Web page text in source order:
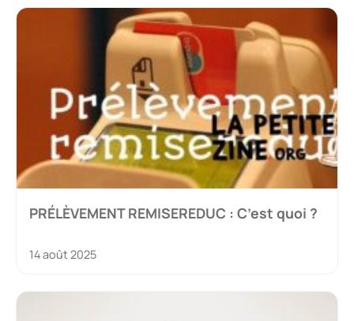
PRÉLÈVEMENT REMISEREDUC : C’est quoi ?
14 août 2025